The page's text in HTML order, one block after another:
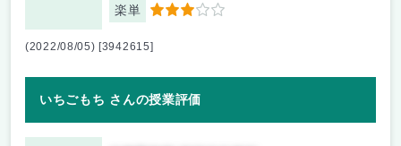
楽単 3
(2022/08/05) [3942615]
いちごもち さんの授業評価